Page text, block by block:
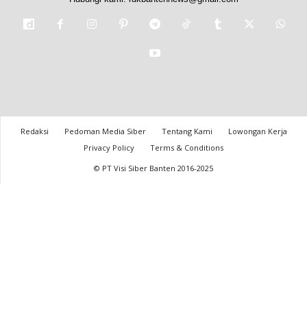
Redaksi Pedoman Media Siber Tentang Kami
Lowongan Kerja
Privacy Policy
Terms & Conditions
© PT Visi Siber Banten 2016-2025